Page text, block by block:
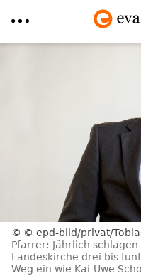
© epd-bild/privat/
Pfarrer: Jährlich
Landeskirche drei bis
Weg ein wie Kai-Uwe